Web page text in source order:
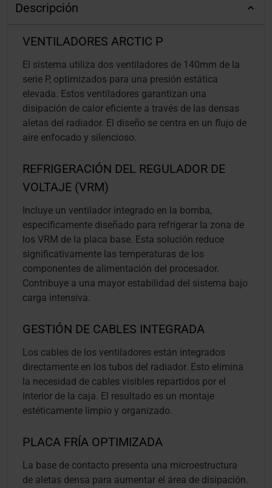
Descripción
VENTILADORES ARCTIC P
El sistema utiliza dos ventiladores de 140mm de la
serie P, optimizados para una presión estática
elevada. Estos ventiladores garantizan una
disipación de calor eficiente a través de las densas
aletas del radiador. El diseño se centra en un flujo de
aire enfocado y silencioso.
REFRIGERACIÓN DEL REGULADOR DE
VOLTAJE (VRM)
Incluye un ventilador integrado en la bomba,
específicamente diseñado para refrigerar la zona de
los VRM de la placa base. Esta solución reduce
significativamente las temperaturas de los
componentes de alimentación del procesador.
Contribuye a una mayor estabilidad del sistema bajo
carga intensiva.
GESTIÓN DE CABLES INTEGRADA
Los cables de los ventiladores están integrados
directamente en los tubos del radiador. Esto elimina
la necesidad de cables visibles repartidos por el
interior de la caja. El resultado es un montaje
estéticamente limpio y organizado.
PLACA FRÍA OPTIMIZADA
La base de contacto presenta una microestructura
de aletas densa para aumentar el área de disipación.